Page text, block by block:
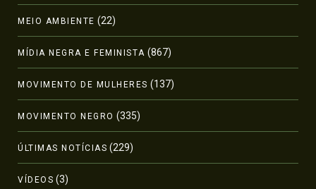
MEIO AMBIENTE (22)
MÍDIA NEGRA E FEMINISTA (867)
MOVIMENTO DE MULHERES (137)
MOVIMENTO NEGRO (335)
ÚLTIMAS NOTÍCIAS (229)
VÍDEOS (3)